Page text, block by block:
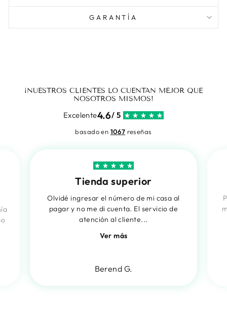
GARANTÍA
¡NUESTROS CLIENTES LO CUENTAN MEJOR QUE
NOSOTROS MISMOS!
Excelente4.6/ 5
basado en 1067 reseñas
Tienda superior
Olvidé ingresar el número de mi casa al
pagar y no me di cuenta. El servicio de
atención al cliente...
Ver más
Berend G.